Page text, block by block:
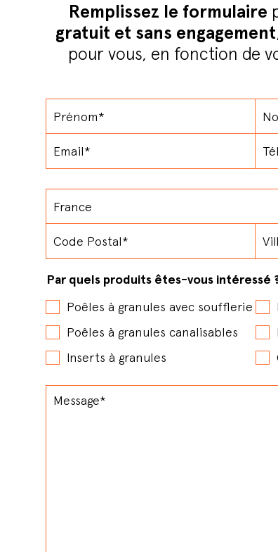
Remplissez le formulaire
gratuit et sans engagement
pour vous, en fonction de
Par quels produits êtes-vous intéressé
Poêles à granules avec soufflerie
Poêles à granules canalisables
Inserts à granules